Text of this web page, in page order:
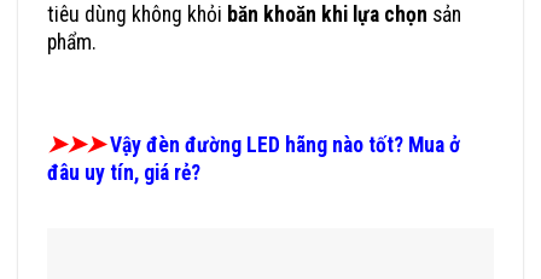
tiêu dùng không khỏi băn khoăn khi lựa chọn sản
phẩm.
➤➤➤Vậy đèn đường LED hãng nào tốt? Mua ở
đâu uy tín, giá rẻ?